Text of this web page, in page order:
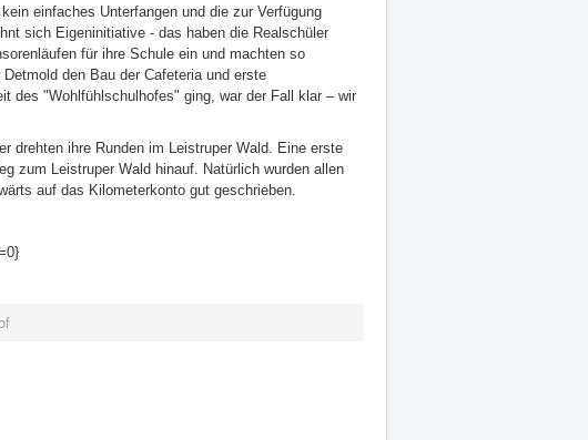
einfaches Unterfangen und die zur Verfügung
sich Eigeninitiative - das haben die Realschüler
für ihre Schule ein und machten so
den Bau der Cafeteria und erste
des "Wohlfühlschulhofes" ging, war der Fall klar – wir
drehten ihre Runden im Leistruper Wald. Eine erste
zum Leistruper Wald hinauf. Natürlich wurden allen
auf das Kilometerkonto gut geschrieben.